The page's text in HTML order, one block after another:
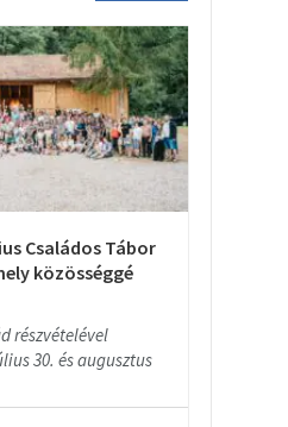
Családos Tábor
közösséggé
részvételével
30. és augusztus